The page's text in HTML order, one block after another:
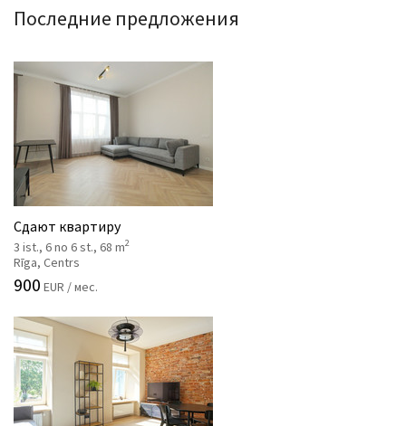
Последние предложения
Сдают квартиру
3 ist., 6 no 6 st., 68 m2
Rīga, Centrs
900 EUR / мес.